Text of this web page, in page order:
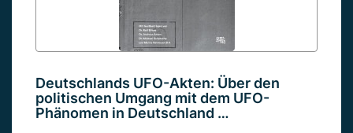
Deutschlands UFO-Akten: Über den
politischen Umgang mit dem UFO-
Phänomen in Deutschland …